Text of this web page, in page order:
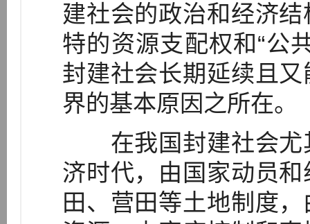
建社会的政治和经济
特的资源支配权和“公
封建社会长期延续且
界的基本原因之所在。
在我国封建社会尤
济时代，由国家动员
田、营田等土地制度